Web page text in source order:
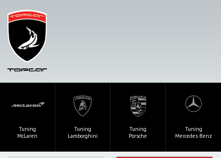
Tuning
McLaren
Tuning
Lamborghini
Tuning
Porsche
Tuning
Mercedes Benz